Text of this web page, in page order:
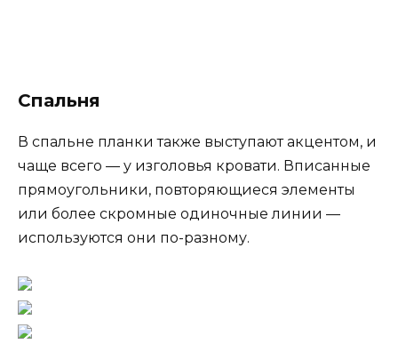
Спальня
В спальне планки также выступают акцентом, и
чаще всего — у изголовья кровати. Вписанные
прямоугольники, повторяющиеся элементы
или более скромные одиночные линии —
используются они по-разному.